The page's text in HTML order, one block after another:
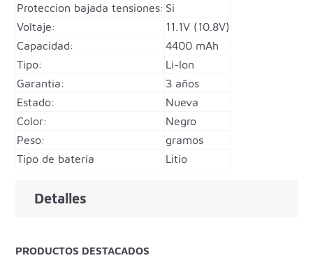
Proteccion bajada tensiones: Si
Voltaje:
11.1V (10.8V)
Capacidad:
4400 mAh
Tipo:
Li-Ion
Garantia:
3 años
Estado:
Nueva
Color:
Negro
Peso:
gramos
Tipo de batería
Litio
Detalles
PRODUCTOS DESTACADOS